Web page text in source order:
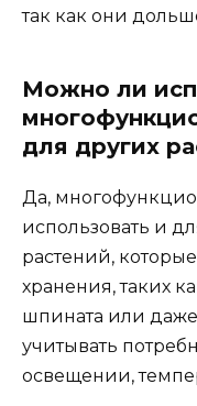
так как они
Можно ли
для других
Да,
использовать и
растений,
хранения, таких
шпината или
учитывать
освещении,